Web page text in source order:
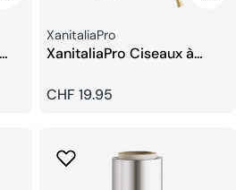
Fournisseur:
XanitaliaPro
XanitaliaPro Ciseaux à
Prix
CHF 19.95